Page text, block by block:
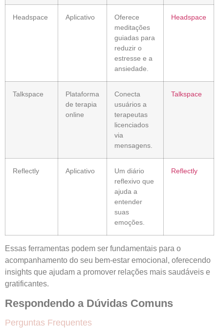
Headspace Aplicativo
Oferece
meditações
guiadas para
reduzir o
estresse e a
ansiedade.
Headspace
Talkspace
Plataforma
de terapia
online
Conecta
usuários a
terapeutas
licenciados
via
mensagens.
Talkspace
Reflectly Aplicativo
Um diário
reflexivo que
ajuda a
entender
suas
emoções.
Reflectly
Essas ferramentas podem ser fundamentais para o
acompanhamento do seu bem-estar emocional, oferecendo
insights que ajudam a promover relações mais saudáveis e
gratificantes.
Respondendo a Dúvidas Comuns
Perguntas Frequentes